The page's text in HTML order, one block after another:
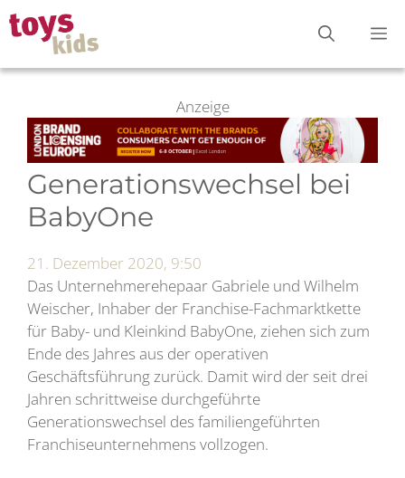
Zum
Inhalt
springen
Anzeige
Generationswechsel bei
BabyOne
21. Dezember 2020, 9:50
Das Unternehmerehepaar Gabriele und Wilhelm
Weischer, Inhaber der Franchise-Fachmarktkette
für Baby- und Kleinkind BabyOne, ziehen sich zum
Ende des Jahres aus der operativen
Geschäftsführung zurück. Damit wird der seit drei
Jahren schrittweise durchgeführte
Generationswechsel des familiengeführten
Franchiseunternehmens vollzogen.